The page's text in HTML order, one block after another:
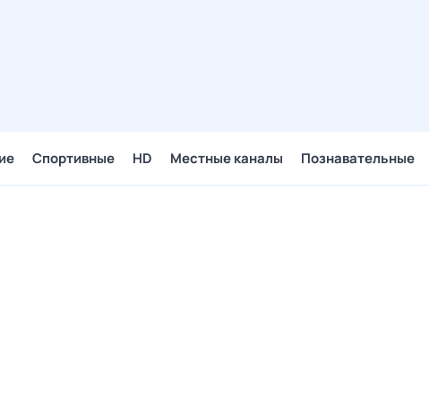
Спортивные HD Местные каналы Познавательные